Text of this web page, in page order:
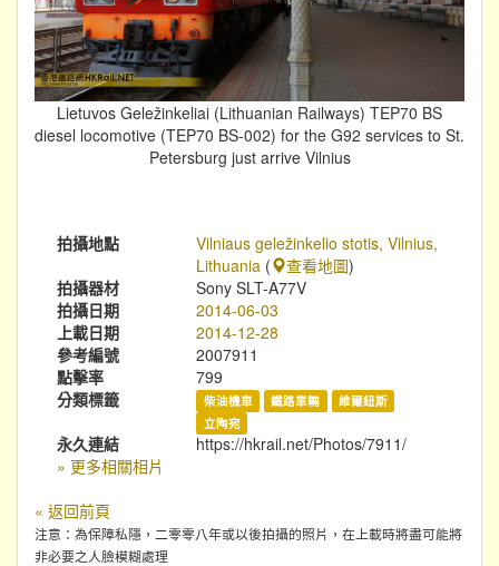
Lietuvos Geležinkeliai (Lithuanian Railways) TEP70 BS
diesel locomotive (TEP70 BS-002) for the G92 services to St.
Petersburg just arrive Vilnius
拍攝地點
Vilniaus geležinkelio stotis, Vilnius,
Lithuania ( 查看地圖)
拍攝器材
Sony SLT-A77V
拍攝日期
2014-06-03
上載日期
2014-12-28
參考編號
2007911
點擊率
799
分類標籤
柴油機車 鐵路車輛
維爾紐斯
立陶宛
永久連結
https://hkrail.net/Photos/7911/
» 更多相關相片
« 返回前頁
注意：為保障私隱，二零零八年或以後拍攝的照片，在上載時將盡可能將
非必要之人臉模糊處理